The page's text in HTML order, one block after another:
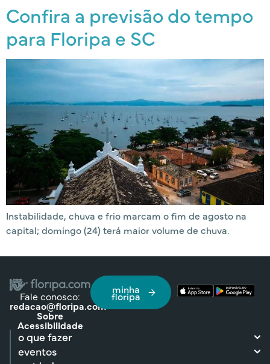
Confira a previsão do tempo
para Floripa e SC
Instabilidade, chuva e frio marcam o fim de agosto na
capital; domingo (24) terá maior volume de chuva.
Fale conosco:
redacao@floripa.com
Sobre
Acessibilidade
minha
floripa
o que fazer
eventos